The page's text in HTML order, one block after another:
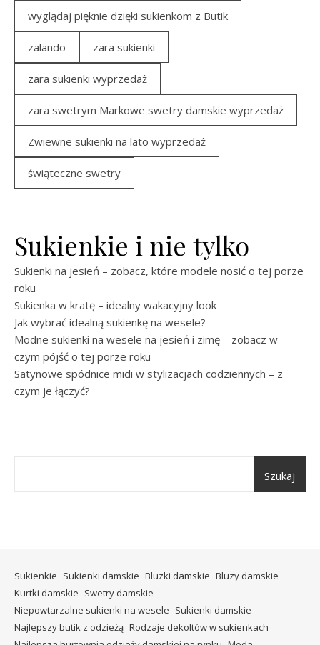
wyglądaj pięknie dzięki sukienkom z Butik
zalando zara sukienki
zara sukienki wyprzedaż
zara swetrym Markowe swetry damskie wyprzedaż
Zwiewne sukienki na lato wyprzedaż
świąteczne swetry
Sukienkie i nie tylko
Sukienki na jesień – zobacz, które modele nosić o tej porze
roku
Sukienka w kratę – idealny wakacyjny look
Jak wybrać idealną sukienkę na wesele?
Modne sukienki na wesele na jesień i zimę – zobacz w
czym pójść o tej porze roku
Satynowe spódnice midi w stylizacjach codziennych – z
czym je łączyć?
Szukaj
Sukienkie Sukienki damskie Bluzki damskie Bluzy damskie
Kurtki damskie Swetry damskie
Niepowtarzalne sukienki na wesele Sukienki damskie
Najlepszy butik z odzieżą Rodzaje dekoltów w sukienkach